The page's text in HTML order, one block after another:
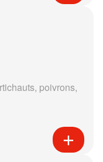
poivrons,